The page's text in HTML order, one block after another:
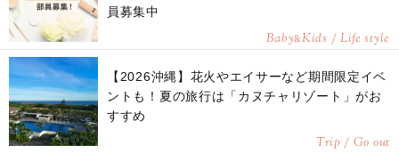
員募集中
Baby&Kids / Life style
【2026沖縄】花火やエイサーなど期間限定イベ
ントも！夏の旅行は「カヌチャリゾート」がお
すすめ
Trip / Go out